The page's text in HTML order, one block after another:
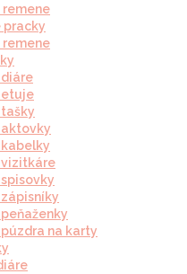
remene
pracky
remene
diáre
etuje
aktovky
kabelky
vizitkáre
na karty